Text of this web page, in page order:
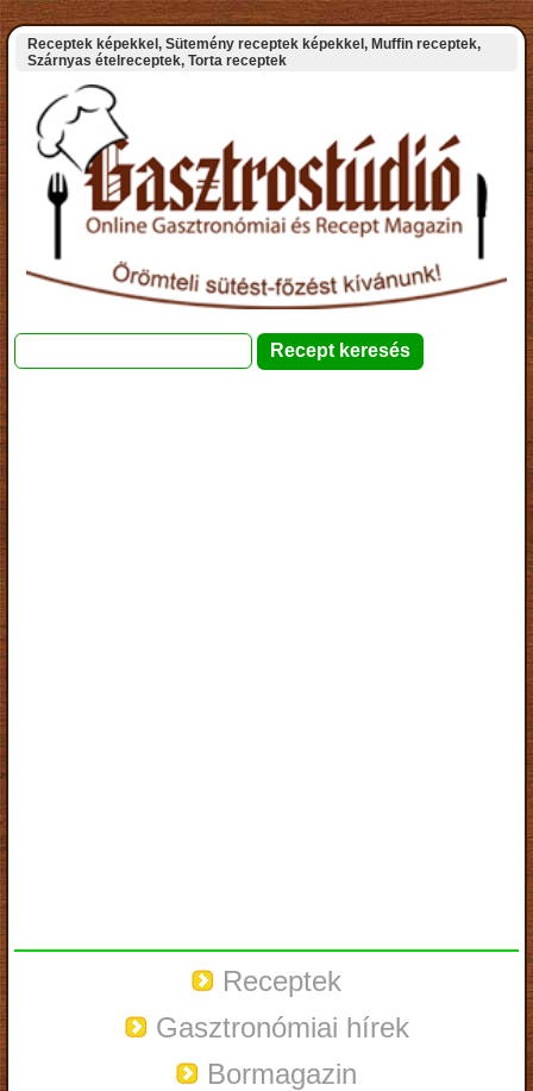
Receptek képekkel, Sütemény receptek képekkel, Muffin receptek,
Szárnyas ételreceptek, Torta receptek
Receptek
Gasztronómiai hírek
Bormagazin